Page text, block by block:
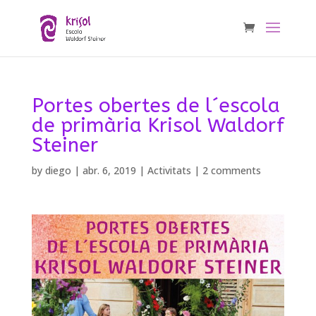
Portes obertes de l´escola
de primària Krisol Waldorf
Steiner
by diego | abr. 6, 2019 | Activitats | 2 comments